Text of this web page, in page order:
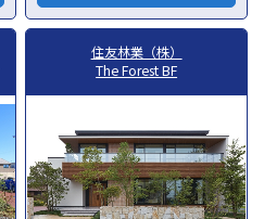
住友林業（株）
The Forest BF